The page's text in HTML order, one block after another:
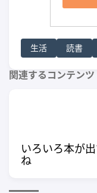
生活 読書
関連するコンテンツ
いろいろ本が
ね